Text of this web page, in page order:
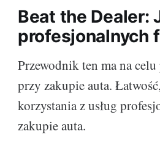
Beat the Dealer:
profesjonalnych
Przewodnik ten ma na
przy zakupie auta.
korzystania z usług
zakupie auta.